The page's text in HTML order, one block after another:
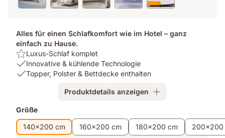
Alles für einen Schlafkomfort wie im Hotel – ganz
einfach zu Hause.
Highlight:
Luxus-
Schlaf
Luxus-Schlaf komplet
USP
1:
Technologie
Innovative & kühlende Technologie
USP
&
Bettdecke
enthalten
Topper, Polster & Bettdecke enthalten
Produktdetails anzeigen
Zusatzprodukte
Größe
140x200 cm
160x200 cm 180x200 cm 200x200